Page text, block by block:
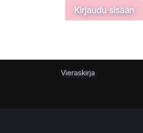
Kirjaudu sisään
Vieraskirja